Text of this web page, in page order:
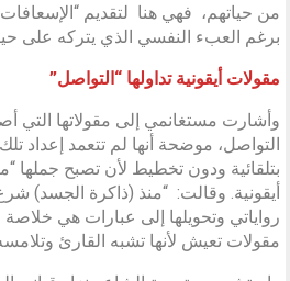
من حياتهم، فهي هنا لتقديم “الإسعافات
برغم العبء النفسي الذي يتركه على
مقولات أيقونية تداولها “التواصل”
وأشارت مستغانمي إلى مقولاتها التي
التواصل، موضحة أنها لم تتعمد إعداد
بتلقائية ودون تخطيط لأن تصبح جملها
أيقونية. وقالت: “منذ (ذاكرة الجسد)
رواياتي وتحويلها إلى عبارات هي
مقولات تعيش لأنها تشبه القارئ